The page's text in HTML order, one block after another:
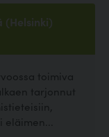
(Helsinki)
toimiva
tarjonnut